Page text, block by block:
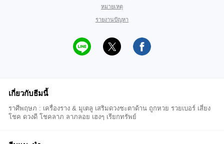
หมายเหตุ
รายงานปัญหา
เกี่ยวกับธีมนี้
ราศีพฤษภ : เครื่องราง & มูเตลู เสริมดวงชะตาด้าน ถูกหวย รวยเบอร์ เสี่ยง
โชค ดวงดี โชคลาภ ลาภลอย เฮงๆ เรียกทรัพย์